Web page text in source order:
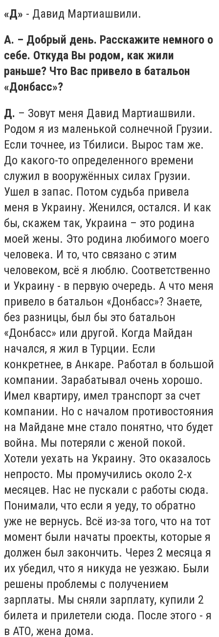
«Д» - Давид Мартиашвили.
А. – Добрый день. Расскажите немного о
себе. Откуда Вы родом, как жили
раньше? Что Вас привело в батальон
«Донбасс»?
Д. – Зовут меня Давид Мартиашвили.
Родом я из маленькой солнечной Грузии.
Если точнее, из Тбилиси. Вырос там же.
До какого-то определенного времени
служил в вооружённых силах Грузии.
Ушел в запас. Потом судьба привела
меня в Украину. Женился, остался. И как
бы, скажем так, Украина – это родина
моей жены. Это родина любимого моего
человека. И то, что связано с этим
человеком, всё я люблю. Соответственно
и Украину - в первую очередь. А что меня
привело в батальон «Донбасс»? Знаете,
без разницы, был бы это батальон
«Донбасс» или другой. Когда Майдан
начался, я жил в Турции. Если
конкретнее, в Анкаре. Работал в большой
компании. Зарабатывал очень хорошо.
Имел квартиру, имел транспорт за счет
компании. Но с началом противостояния
на Майдане мне стало понятно, что будет
война. Мы потеряли с женой покой.
Хотели уехать на Украину. Это оказалось
непросто. Мы промучились около 2-х
месяцев. Нас не пускали с работы сюда.
Понимали, что если я уеду, то обратно
уже не вернусь. Всё из-за того, что на тот
момент были начаты проекты, которые я
должен был закончить. Через 2 месяца я
их убедил, что я никуда не уезжаю. Были
решены проблемы с получением
зарплаты. Мы сняли зарплату, купили 2
билета и прилетели сюда. После этого - я
в АТО, жена дома.